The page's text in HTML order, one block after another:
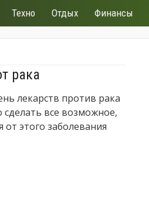
Техно Отдых Финансы
рака
лекарств против рака
все возможное,
от этого заболевания